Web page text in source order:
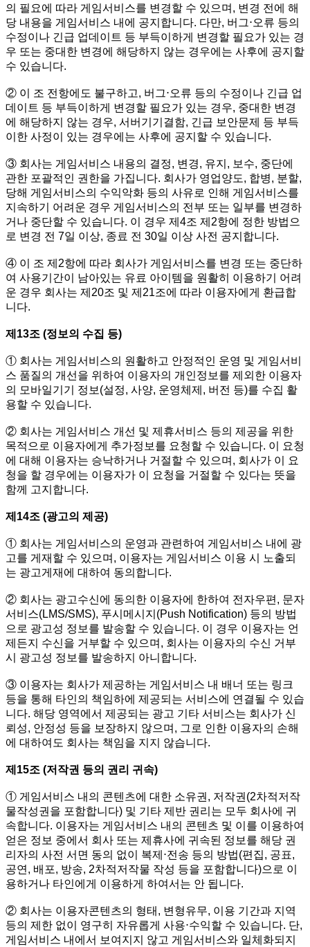
의 필요에 따라 게임서비스를 변경할 수 있으며, 변경 전에 해
당 내용을 게임서비스 내에 공지합니다. 다만, 버그⋅오류 등의
수정이나 긴급 업데이트 등 부득이하게 변경할 필요가 있는 경
우 또는 중대한 변경에 해당하지 않는 경우에는 사후에 공지할
수 있습니다.
② 이 조 전항에도 불구하고, 버그⋅오류 등의 수정이나 긴급 업
데이트 등 부득이하게 변경할 필요가 있는 경우, 중대한 변경
에 해당하지 않는 경우, 서버기기결함, 긴급 보안문제 등 부득
이한 사정이 있는 경우에는 사후에 공지할 수 있습니다.
③ 회사는 게임서비스 내용의 결정, 변경, 유지, 보수, 중단에
관한 포괄적인 권한을 가집니다. 회사가 영업양도, 합병, 분할,
당해 게임서비스의 수익악화 등의 사유로 인해 게임서비스를
지속하기 어려운 경우 게임서비스의 전부 또는 일부를 변경하
거나 중단할 수 있습니다. 이 경우 제4조 제2항에 정한 방법으
로 변경 전 7일 이상, 종료 전 30일 이상 사전 공지합니다.
④ 이 조 제2항에 따라 회사가 게임서비스를 변경 또는 중단하
여 사용기간이 남아있는 유료 아이템을 원활히 이용하기 어려
운 경우 회사는 제20조 및 제21조에 따라 이용자에게 환급합
니다.
제13조 (정보의 수집 등)
① 회사는 게임서비스의 원활하고 안정적인 운영 및 게임서비
스 품질의 개선을 위하여 이용자의 개인정보를 제외한 이용자
의 모바일기기 정보(설정, 사양, 운영체제, 버전 등)를 수집 활
용할 수 있습니다.
② 회사는 게임서비스 개선 및 제휴서비스 등의 제공을 위한
목적으로 이용자에게 추가정보를 요청할 수 있습니다. 이 요청
에 대해 이용자는 승낙하거나 거절할 수 있으며, 회사가 이 요
청을 할 경우에는 이용자가 이 요청을 거절할 수 있다는 뜻을
함께 고지합니다.
제14조 (광고의 제공)
① 회사는 게임서비스의 운영과 관련하여 게임서비스 내에 광
고를 게재할 수 있으며, 이용자는 게임서비스 이용 시 노출되
는 광고게재에 대하여 동의합니다.
② 회사는 광고수신에 동의한 이용자에 한하여 전자우편, 문자
서비스(LMS/SMS), 푸시메시지(Push Notification) 등의 방법
으로 광고성 정보를 발송할 수 있습니다. 이 경우 이용자는 언
제든지 수신을 거부할 수 있으며, 회사는 이용자의 수신 거부
시 광고성 정보를 발송하지 아니합니다.
③ 이용자는 회사가 제공하는 게임서비스 내 배너 또는 링크
등을 통해 타인의 책임하에 제공되는 서비스에 연결될 수 있습
니다. 해당 영역에서 제공되는 광고 기타 서비스는 회사가 신
뢰성, 안정성 등을 보장하지 않으며, 그로 인한 이용자의 손해
에 대하여도 회사는 책임을 지지 않습니다.
제15조 (저작권 등의 권리 귀속)
① 게임서비스 내의 콘텐츠에 대한 소유권, 저작권(2차적저작
물작성권을 포함합니다) 및 기타 제반 권리는 모두 회사에 귀
속합니다. 이용자는 게임서비스 내의 콘텐츠 및 이를 이용하여
얻은 정보 중에서 회사 또는 제휴사에 귀속된 정보를 해당 권
리자의 사전 서면 동의 없이 복제⋅전송 등의 방법(편집, 공표,
공연, 배포, 방송, 2차적저작물 작성 등을 포함합니다)으로 이
용하거나 타인에게 이용하게 하여서는 안 됩니다.
② 회사는 이용자콘텐츠의 형태, 변형유무, 이용 기간과 지역
등의 제한 없이 영구히 자유롭게 사용⋅수익할 수 있습니다. 단,
게임서비스 내에서 보여지지 않고 게임서비스와 일체화되지